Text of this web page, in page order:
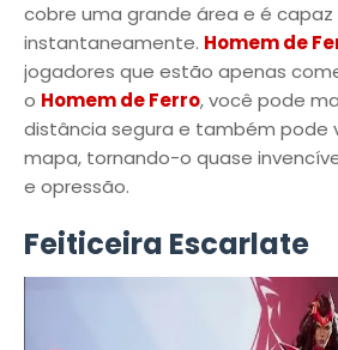
cobre uma grande área e é
instantaneamente. Homem de
jogadores que estão apenas
o Homem de Ferro, você pode
distância segura e também pode
mapa, tornando-o quase
e opressão.
Feiticeira Escarlate